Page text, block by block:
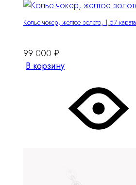
Колье-чокер, желтое золото, 1,57 карата
99 000 ₽
В корзину